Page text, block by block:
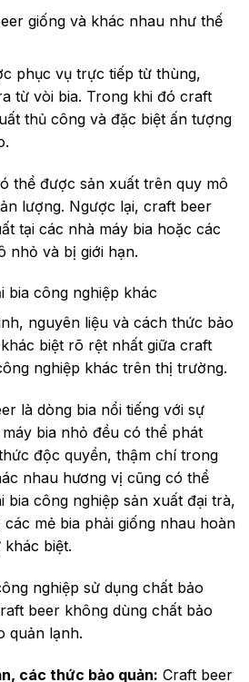
giống và khác nhau như thế
phục vụ trực tiếp từ thùng,
từ vòi bia. Trong khi đó craft
thủ công và đặc biệt ấn tượng
thể được sản xuất trên quy mô
lượng. Ngược lại, craft beer
tại các nhà máy bia hoặc các
nhỏ và bị giới hạn.
bia công nghiệp khác
nguyên liệu và cách thức bảo
biệt rõ rệt nhất giữa craft
nghiệp khác trên thị trường.
là dòng bia nổi tiếng với sự
bia nhỏ đều có thể phát
độc quyền, thậm chí trong
nhau hương vị cũng có thể
bia công nghiệp sản xuất đại trà,
mẻ bia phải giống nhau hoàn
biệt.
nghiệp sử dụng chất bảo
beer không dùng chất bảo
quản lạnh.
các thức bảo quản: Craft beer